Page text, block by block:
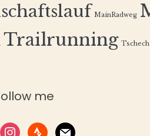
MainRadweg
Trailrunning
me
instagram
stravamail